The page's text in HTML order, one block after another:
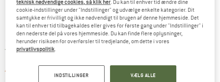
Pris:
149,95€ inkl. moms.
KR1.120,97
Gratis forsendelse
Artiklen er p.t. desværre udsolgt Linket åbnes i en infoboks og
teknisk nødvendige cookies, så klik her. Du kan til enhver tid ændre dine
cookie-indstillinger under "Indstillinger" og udvælge enkelte kategorier. Dit
samtykke er frivilligt og ikke nødvendigt til brugen af denne hjemmeside. Det
kan til enhver tid tilbagekaldes eller gives for første gang under "Indstillinger" i
den nederste del på vores hjemmeside. Du kan finde flere oplysninger,
herunder risikoen for overførsler til tredjelande, om dette i vores
privatlivspolitik.
INDSTILLINGER VÆLG ALLE